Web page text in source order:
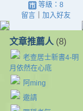
等級：8
留言｜ 加入好友
文章推薦人 (8)
老查居士新書4-明
月依然在心底
阿ming
邀請